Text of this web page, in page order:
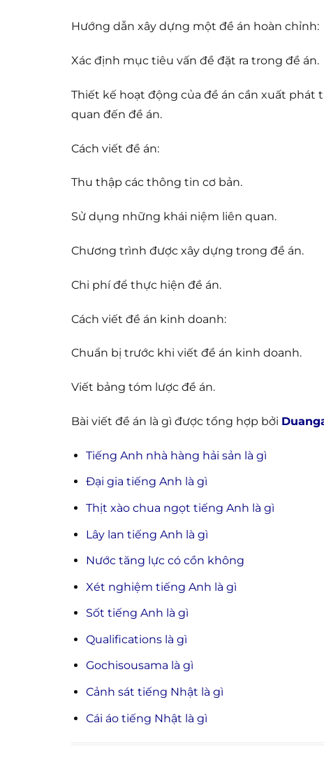
Hướng dẫn xây dựng một đề án hoàn chỉnh:
Xác định mục tiêu vấn đề đặt ra trong đề án.
Thiết kế hoạt động của đề án cần xuất phát
quan đến đề án.
Cách viết đề án:
Thu thập các thông tin cơ bản.
Sử dụng những khái niệm liên quan.
Chương trình được xây dựng trong đề án.
Chi phí để thực hiện đề án.
Cách viết đề án kinh doanh:
Chuẩn bị trước khi viết đề án kinh doanh.
Viết bảng tóm lược đề án.
Bài viết đề án là gì được tổng hợp bởi
Tiếng Anh nhà hàng hải sản là gì
Đại gia tiếng Anh là gì
Thịt xào chua ngọt tiếng Anh là gì
Lây lan tiếng Anh là gì
Nước tăng lực có cồn không
Xét nghiệm tiếng Anh là gì
Sốt tiếng Anh là gì
Qualifications là gì
Gochisousama là gì
Cảnh sát tiếng Nhật là gì
Cái áo tiếng Nhật là gì